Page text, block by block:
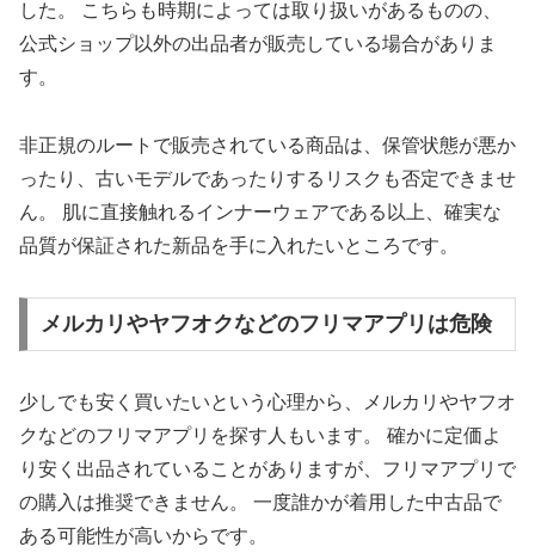
した。 こちらも時期によっては取り扱いがあるものの、
公式ショップ以外の出品者が販売している場合がありま
す。
非正規のルートで販売されている商品は、保管状態が悪か
ったり、古いモデルであったりするリスクも否定できませ
ん。 肌に直接触れるインナーウェアである以上、確実な
品質が保証された新品を手に入れたいところです。
メルカリやヤフオクなどのフリマアプリは危険
少しでも安く買いたいという心理から、メルカリやヤフオ
クなどのフリマアプリを探す人もいます。 確かに定価よ
り安く出品されていることがありますが、フリマアプリで
の購入は推奨できません。 一度誰かが着用した中古品で
ある可能性が高いからです。